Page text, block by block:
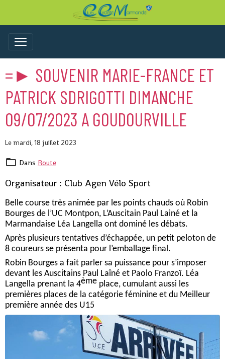
=► SOUVENIR MARIE-FRANCE ET
PATRICK SDRIGOTTI DIMANCHE
09/07/2023 A GOUDOURVILLE
Le mardi, 18 juillet 2023
Dans Route
Organisateur : Club Agen Vélo Sport
Belle course très animée par les points chauds où Robin
Bourges de l’UC Montpon, L’Auscitain Paul Lainé et la
Marmandaise Léa Langella ont dominé les débats.
Après plusieurs tentatives d’échappée, un petit peloton de
8 coureurs se présenta pour l’emballage final.
Robin Bourges a fait parler sa puissance pour s’imposer
devant les Auscitains Paul Laîné et Paolo Franzoï. Léa
Langella prenant la 4ème place, cumulant aussi les
premières places de la catégorie féminine et du Meilleur
première année des U15